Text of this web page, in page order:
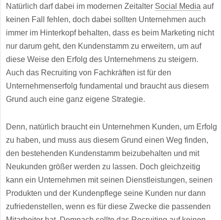
Natürlich darf dabei im modernen Zeitalter Social Media auf
keinen Fall fehlen, doch dabei sollten Unternehmen auch
immer im Hinterkopf behalten, dass es beim Marketing nicht
nur darum geht, den Kundenstamm zu erweitern, um auf
diese Weise den Erfolg des Unternehmens zu steigern.
Auch das Recruiting von Fachkräften ist für den
Unternehmenserfolg fundamental und braucht aus diesem
Grund auch eine ganz eigene Strategie.
Denn, natürlich braucht ein Unternehmen Kunden, um Erfolg
zu haben, und muss aus diesem Grund einen Weg finden,
den bestehenden Kundenstamm beizubehalten und mit
Neukunden größer werden zu lassen. Doch gleichzeitig
kann ein Unternehmen mit seinen Dienstleistungen, seinen
Produkten und der Kundenpflege seine Kunden nur dann
zufriedenstellen, wenn es für diese Zwecke die passenden